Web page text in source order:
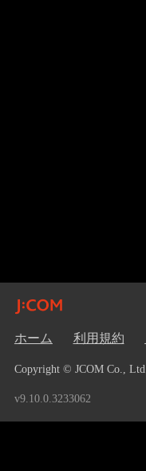
ホーム 利用規約
Copyright © JCOM Co.,
v9.10.0.3233062